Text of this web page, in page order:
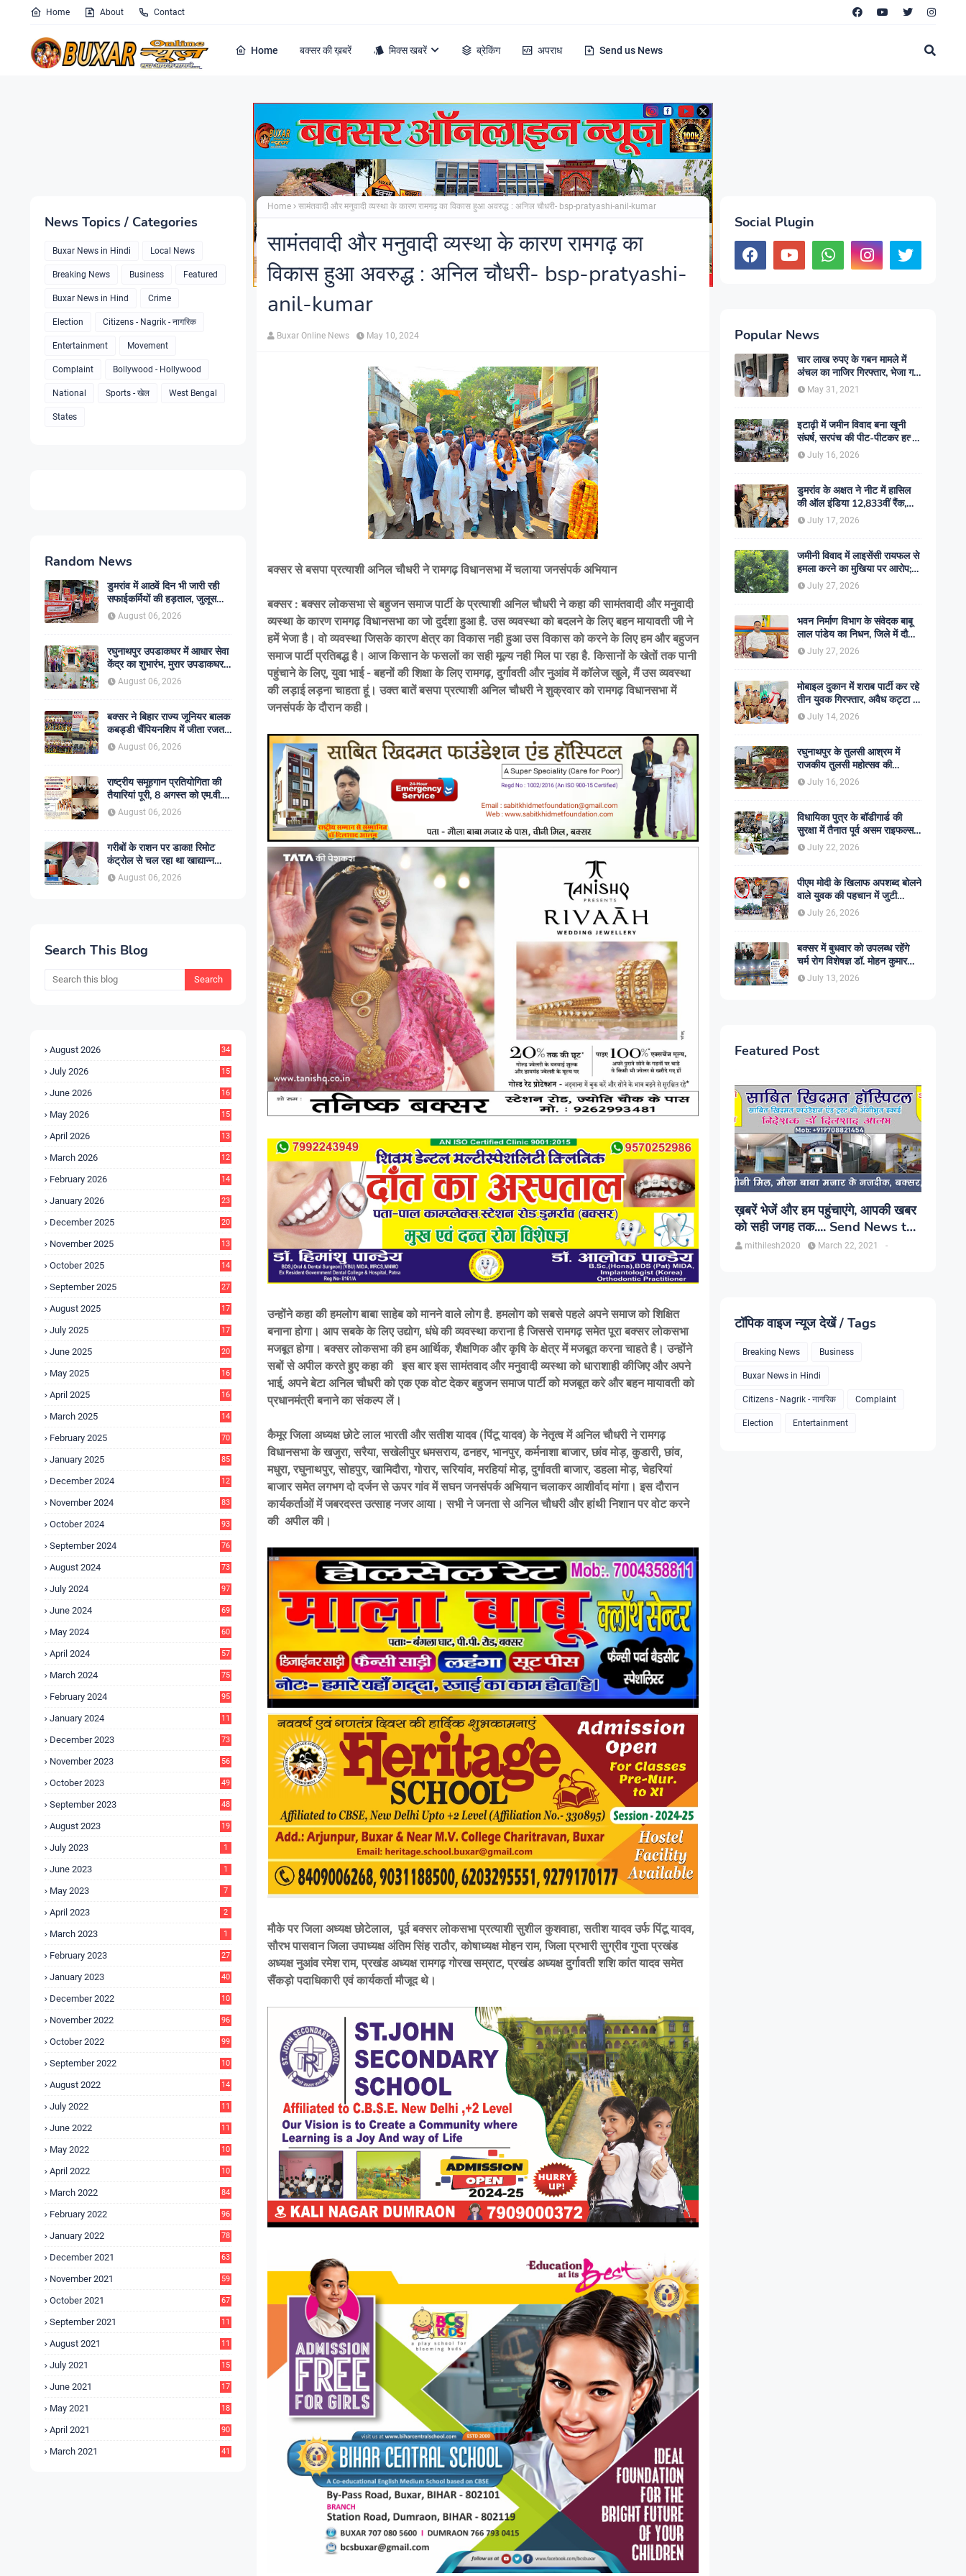
Home About Contact
Home बक्सर की ख़बरें मिक्स खबरें ब्रेकिंग अपराध Send us News
News Topics / Categories
Buxar News in Hindi Local News
Breaking News Business Featured
Buxar News in Hind Crime
Election Citizens - Nagrik - नागरिक
Entertainment Movement
Complaint Bollywood - Hollywood
National Sports - खेल West Bengal
States
Random News
डुमरांव में आठवें दिन भी जारी रही
सफाईकर्मियों की हड़ताल, जुलूस
निकाल सरकार के खिलाफ किया
प्रदर्शन
August 06, 2026
रघुनाथपुर उपडाकघर में आधार सेवा
केंद्र का शुभारंभ, मुरार उपडाकघर
नए भवन में हुआ स्थानांतरित
August 06, 2026
बक्सर ने बिहार राज्य जूनियर बालक
कबड्डी चैंपियनशिप में जीता रजत
पदक, रोमांचक फाइनल में सारण से
49-45 से हारा
August 06, 2026
राष्ट्रीय समूहगान प्रतियोगिता की
तैयारियां पूरी, 8 अगस्त को एम.वी.
कॉलेज में गूंजेंगे देशभक्ति के स्वर
August 06, 2026
गरीबों के राशन पर डाका! रिमोट
कंट्रोल से चल रहा था खाद्यान्न
चोरी का खेल! सिमरी गोदाम कांड में
एजीएम हटे, ट्रांसपोर्टर पर शिकंजा,
August 06, 2026
Search This Blog
August 2026 34
July 2026
15
June 2026
16
May 2026
15
April 2026
13
March 2026
12
February 2026
14
January 2026
23
December 2025
20
November 2025
13
October 2025
14
September 2025
27
August 2025
17
July 2025
17
June 2025
20
May 2025
16
April 2025
16
March 2025
14
February 2025 70
January 2025 85
December 2024
12
November 2024 83
October 2024 93
September 2024 76
August 2024 73
July 2024 97
June 2024 69
May 2024 60
April 2024 57
March 2024 75
February 2024 95
January 2024
11
December 2023 73
November 2023 56
October 2023 49
September 2023 48
August 2023 19
July 2023 1
June 2023 1
May 2023 7
April 2023 2
March 2023 1
February 2023 27
January 2023 40
December 2022
10
November 2022 96
October 2022 99
September 2022
10
August 2022
14
July 2022
11
June 2022
11
May 2022
10
April 2022
10
March 2022 84
February 2022 96
January 2022 78
December 2021 63
November 2021 59
October 2021 67
September 2021
11
August 2021
11
July 2021
15
June 2021
17
May 2021
18
April 2021 90
March 2021 41
Home सामंतवादी और मनुवादी व्यस्था के कारण रामगढ़ का विकास हुआ अवरुद्ध : अनिल चौधरी- bsp-pratyashi-anil-kumar
सामंतवादी और मनुवादी व्यस्था के कारण रामगढ़ का
विकास हुआ अवरुद्ध : अनिल चौधरी- bsp-pratyashi-
anil-kumar
Buxar Online News May 10, 2024
बक्सर से बसपा प्रत्याशी अनिल चौधरी ने रामगढ़ विधानसभा में चलाया जनसंपर्क अभियान
बक्सर : बक्सर लोकसभा से बहुजन समाज पार्टी के प्रत्याशी अनिल चौधरी ने कहा की सामंतवादी और मनुवादी
व्यस्था के कारण रामगढ़ विधानसभा का जो दुर्दशा हुआ है. उस व्यवस्था को बदलने के लिए बहन मायावती जी ने
हमें भेजा है। वो व्यवस्था जिसके कारण क्षेत्र का विकास नही हुआ उस विकास को करने के लिए हम और बहुजन
समाज पार्टी प्रतिबद्ध है। आज किसान के फसलों का सही मूल्य नही मिल पा रहा है. किसानों के खेतों तक पानी
पहुंचाने के लिए, युवा भाई - बहनों की शिक्षा के लिए रामगढ़, दुर्गावती और नुआंव में कॉलेज खुले, मैं उस व्यवस्था
की लड़ाई लड़ना चाहता हूं। उक्त बातें बसपा प्रत्याशी अनिल चौधरी ने शुक्रवार को रामगढ़ विधानसभा में
जनसंपर्क के दौरान कही।
उन्होंने कहा की हमलोग बाबा साहेब को मानने वाले लोग है. हमलोग को सबसे पहले अपने समाज को शिक्षित
बनाना होगा। आप सबके के लिए उद्योग, धंधे की व्यवस्था कराना है जिससे रामगढ़ समेत पूरा बक्सर लोकसभा
मजबूत होगा। बक्सर लोकसभा की हम आर्थिक, शैक्षणिक और कृषि के क्षेत्र में मजबूत करना चाहते है। उन्होंने
सबों से अपील करते हुए कहा की इस बार इस सामंतवाद और मनुवादी व्यस्था को धाराशाही कीजिए और अपने
भाई, अपने बेटा अनिल चौधरी को एक एक वोट देकर बहुजन समाज पार्टी को मजबूत करे और बहन मायावती को
प्रधानमंत्री बनाने का संकल्प लें।
कैमूर जिला अध्यक्ष छोटे लाल भारती और सतीश यादव (पिंटू यादव) के नेतृत्व में अनिल चौधरी ने रामगढ़
विधानसभा के खजुरा, सरैया, सखेलीपुर धमसराय, ढनहर, भानपुर, कर्मनाशा बाजार, छांव मोड़, कुडारी, छांव,
मधुरा, रघुनाथपुर, सोहपुर, खामिदौरा, गोरार, सरियांव, मरहियां मोड़, दुर्गावती बाजार, डहला मोड़, चेहरियां
बाजार समेत लगभग दो दर्जन से ऊपर गांव में सघन जनसंपर्क अभियान चलाकर आशीर्वाद मांगा। इस दौरान
कार्यकर्ताओं में जबरदस्त उत्साह नजर आया। सभी ने जनता से अनिल चौधरी और हांथी निशान पर वोट करने
की अपील की।
मौके पर जिला अध्यक्ष छोटेलाल, पूर्व बक्सर लोकसभा प्रत्याशी सुशील कुशवाहा, सतीश यादव उर्फ पिंटू यादव,
सौरभ पासवान जिला उपाध्यक्ष अंतिम सिंह राठौर, कोषाध्यक्ष मोहन राम, जिला प्रभारी सुग्रीव गुप्ता प्रखंड
अध्यक्ष नुआंव रमेश राम, प्रखंड अध्यक्ष रामगढ़ गोरख सम्राट, प्रखंड अध्यक्ष दुर्गावती शशि कांत यादव समेत
सैंकड़ो पदाधिकारी एवं कार्यकर्ता मौजूद थे।
Social Plugin
Popular News
चार लाख रुपए के गबन मामले में
अंचल का नाजिर गिरफ्तार, भेजा गया
जेल- sent jail
May 31, 2021
इटाढ़ी में जमीन विवाद बना खूनी
संघर्ष, सरपंच की पीट-पीटकर हत्या;
दो बेटे घायल, सड़क जाम
July 16, 2026
डुमरांव के अक्षत ने नीट में हासिल
की ऑल इंडिया 12,833वीं रैंक,
ऑनलाइन पढ़ाई से रचा सफलता का
इतिहास
July 17, 2026
जमीनी विवाद में लाइसेंसी रायफल से
हमला करने का मुखिया पर आरोप;
मामले की जांच में जुटी पुलिस
July 27, 2026
भवन निर्माण विभाग के संवेदक बाबू
लाल पांडेय का निधन, जिले में दौड़ी
शोक की लहर
July 27, 2026
मोबाइल दुकान में शराब पार्टी कर रहे
तीन युवक गिरफ्तार, अवैध कट्टा व
कारतूस बरामद
July 14, 2026
रघुनाथपुर के तुलसी आश्रम में
राजकीय तुलसी महोत्सव की
अनुशंसा, बीडीओ ने भेजी
सकारात्मक रिपोर्ट
July 16, 2026
विधायिका पुत्र के बॉडीगार्ड की
सुरक्षा में तैनात पूर्व असम राइफल्स
जवान की गोली मारकर हत्या,
सहकर्मी अंगरक्षक गिरफ्तार
July 22, 2026
पीएम मोदी के खिलाफ अपशब्द बोलने
वाले युवक की पहचान में जुटी
पुलिस, बक्सर एसपी ने दिए सख्त
कार्रवाई के संकेत
July 26, 2026
बक्सर में बुधवार को उपलब्ध रहेंगे
चर्म रोग विशेषज्ञ डॉ. मोहन कुमार
सिंह, प्रकाश यूरो क्लिनिक में होगा
परामर्श
July 13, 2026
Featured Post
ख़बरें भेजें और हम पहुंचाएंगे, आपकी खबर
को सही जगह तक.... Send News to
us!mithilesh2020 -
March 22, 2021
टॉपिक वाइज न्यूज देखें / Tags
Breaking News Business
Buxar News in Hindi
Citizens - Nagrik - नागरिक Complaint
Election Entertainment